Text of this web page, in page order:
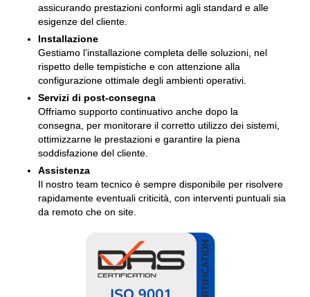
assicurando prestazioni conformi agli standard e alle
esigenze del cliente.
Installazione
Gestiamo l’installazione completa delle soluzioni, nel
rispetto delle tempistiche e con attenzione alla
configurazione ottimale degli ambienti operativi.
Servizi di post-consegna
Offriamo supporto continuativo anche dopo la
consegna, per monitorare il corretto utilizzo dei sistemi,
ottimizzarne le prestazioni e garantire la piena
soddisfazione del cliente.
Assistenza
Il nostro team tecnico è sempre disponibile per risolvere
rapidamente eventuali criticità, con interventi puntuali sia
da remoto che on site.